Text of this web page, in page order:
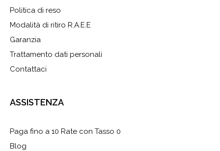
Politica di reso
Modalità di ritiro R.A.E.E
Garanzia
Trattamento dati personali
Contattaci
ASSISTENZA
Paga fino a 10 Rate con Tasso 0
Blog